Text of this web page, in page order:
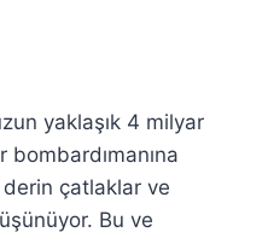
yaklaşık 4 milyar
bombardımanına
çatlaklar ve
Bu ve